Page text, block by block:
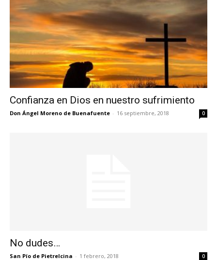
Confianza en Dios en nuestro sufrimiento
Don Ángel Moreno de Buenafuente - 16 septiembre, 2018 0
No dudes…
San Pío de Pietrelcina - 1 febrero, 2018 0